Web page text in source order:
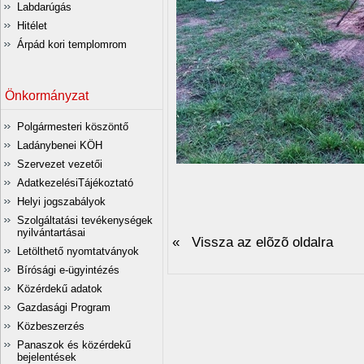
Labdarúgás
Hitélet
Árpád kori templomrom
Önkormányzat
Polgármesteri köszöntő
Ladánybenei KÖH
Szervezet vezetői
AdatkezelésiTájékoztató
Helyi jogszabályok
Szolgáltatási tevékenységek
nyilvántartásai
Letölthető nyomtatványok
Bírósági e-ügyintézés
Közérdekű adatok
Gazdasági Program
Közbeszerzés
Panaszok és közérdekű
bejelentések
« Vissza az elõzõ oldalra